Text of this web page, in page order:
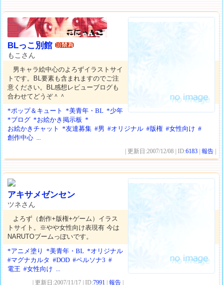
BLっこ別館
もこさん
男キャラ絵中心のよろずイラストサイ
トです。BL要素も含まれますのでご注
意ください。BL感想レビューブログも
合わせてどうぞ＾＾
*ポップ＆キュート
*美青年・BL *少年
*ブログ *お絵かき掲示板 *
お絵かきチャット
*友達募集 #男 #オリジナル #版権 #女性向け #
創作中心 ...
| 更新日:2007/12/08 | ID:6183 |報告
アキサメゼンセン
ツネさん
よろず（創作+版権+ゲーム）イラス
トサイト。※やや女性向け表現有 今は
NARUTOブームっぽいです。
*アニメ塗り
*美青年・BL *オリジナル
#マグナカルタ #DOD #ペルソナ3 #
電王 #女性向け ...
| 更新日:2007/11/17 | ID:7991 |報告